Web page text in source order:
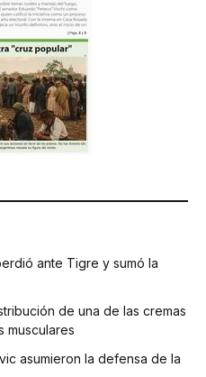
ante Tigre y sumó la
de una de las cremas
musculares
asumieron la defensa de la